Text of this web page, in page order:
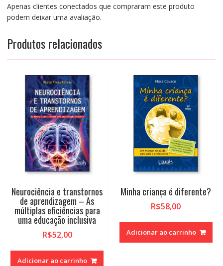
Apenas clientes conectados que compraram este produto
podem deixar uma avaliação.
Produtos relacionados
Neurociência e transtornos
de aprendizagem – As
múltiplas eficiências para
uma educação inclusiva
R$52,00
Adicionar ao carrinho
Minha criança é diferente?
R$58,00
Adicionar ao carrinho